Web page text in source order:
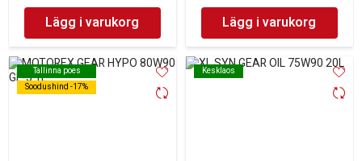
Lägg i varukorg Lägg i varukorg
Tallinna poes
Soodushind -17%
Tallinna poes
Soodushind -17%
Kesklaos
Kesklaos